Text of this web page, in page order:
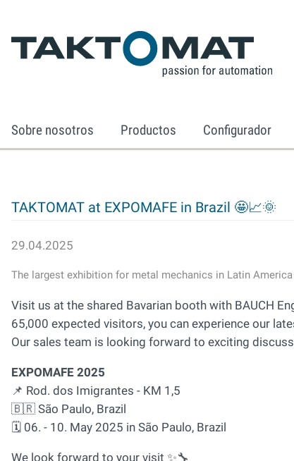
Sobre nosotros Productos Configurador
TAKTOMAT at EXPOMAFE in Brazil 🤩📈🌞
29.04.2025
The largest exhibition for metal mechanics in Latin
Visit us at the shared Bavarian booth with BAUCH
65,000 expected visitors, you can experience our
Our sales team is looking forward to exciting
EXPOMAFE 2025
📌 Rod. dos Imigrantes - KM 1,5
🇧🇷 São Paulo, Brazil
🗓️ 06. - 10. May 2025 in São Paulo, Brazil
We look forward to your visit ✨🔧